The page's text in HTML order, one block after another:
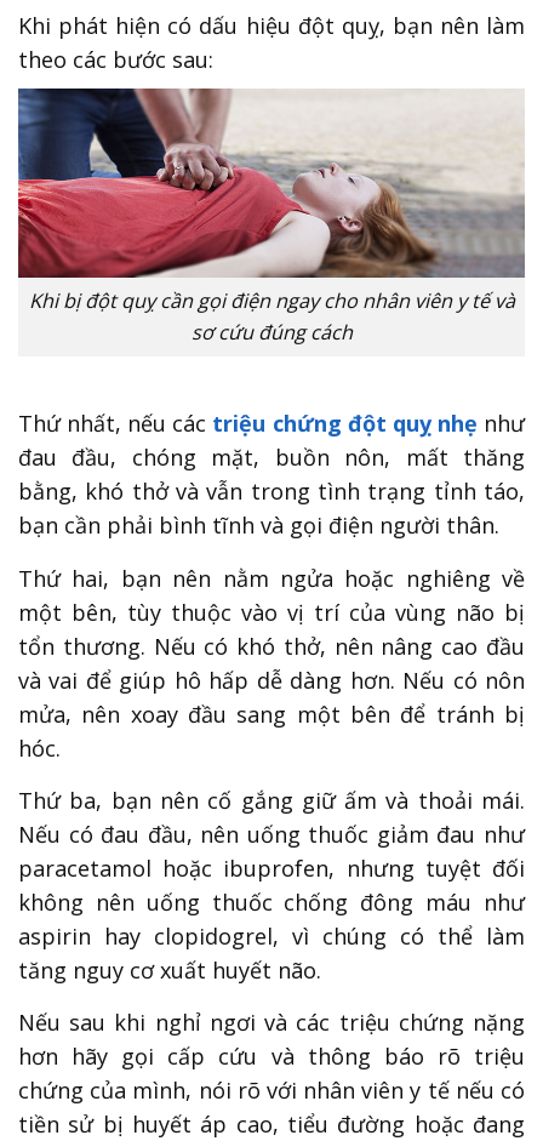
Khi phát hiện có dấu hiệu đột quỵ, bạn nên làm
theo các bước sau:
Khi bị đột quỵ cần gọi điện ngay cho nhân viên y tế và
sơ cứu đúng cách
Thứ nhất, nếu các triệu chứng đột quỵ nhẹ như
đau đầu, chóng mặt, buồn nôn, mất thăng
bằng, khó thở và vẫn trong tình trạng tỉnh táo,
bạn cần phải bình tĩnh và gọi điện người thân.
Thứ hai, bạn nên nằm ngửa hoặc nghiêng về
một bên, tùy thuộc vào vị trí của vùng não bị
tổn thương. Nếu có khó thở, nên nâng cao đầu
và vai để giúp hô hấp dễ dàng hơn. Nếu có nôn
mửa, nên xoay đầu sang một bên để tránh bị
hóc.
Thứ ba, bạn nên cố gắng giữ ấm và thoải mái.
Nếu có đau đầu, nên uống thuốc giảm đau như
paracetamol hoặc ibuprofen, nhưng tuyệt đối
không nên uống thuốc chống đông máu như
aspirin hay clopidogrel, vì chúng có thể làm
tăng nguy cơ xuất huyết não.
Nếu sau khi nghỉ ngơi và các triệu chứng nặng
hơn hãy gọi cấp cứu và thông báo rõ triệu
chứng của mình, nói rõ với nhân viên y tế nếu có
tiền sử bị huyết áp cao, tiểu đường hoặc đang